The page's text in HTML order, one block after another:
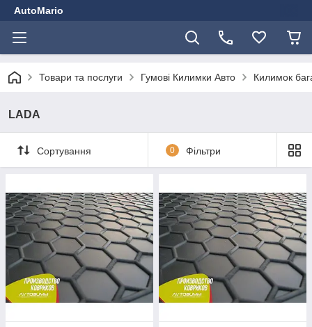
AutoMario
Товари та послуги Гумові Килимки Авто Килимок
LADA
Сортування 0 Фільтри